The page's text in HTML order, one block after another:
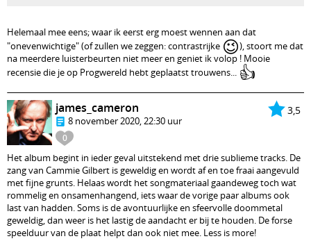
Helemaal mee eens; waar ik eerst erg moest wennen aan dat
"onevenwichtige" (of zullen we zeggen: contrastrijke 😉), stoort me dat
na meerdere luisterbeurten niet meer en geniet ik volop ! Mooie
recensie die je op Progwereld hebt geplaatst trouwens... 👍
3,5
0
james_cameron
8 november 2020, 22:30 uur
Het album begint in ieder geval uitstekend met drie sublieme tracks. De
zang van Cammie Gilbert is geweldig en wordt af en toe fraai aangevuld
met fijne grunts. Helaas wordt het songmateriaal gaandeweg toch wat
rommelig en onsamenhangend, iets waar de vorige paar albums ook
last van hadden. Soms is de avontuurlijke en sfeervolle doommetal
geweldig, dan weer is het lastig de aandacht er bij te houden. De forse
speelduur van de plaat helpt dan ook niet mee. Less is more!